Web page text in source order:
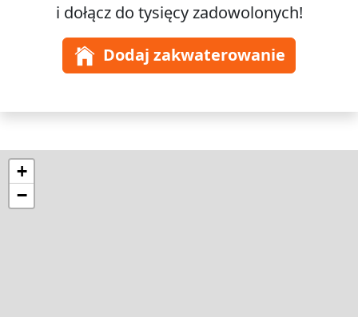
i dołącz do tysięcyzadowolonych!
Dodaj zakwaterowanie
+
−